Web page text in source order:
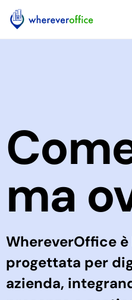
ma
WhereverOffice
progettata per
azienda,